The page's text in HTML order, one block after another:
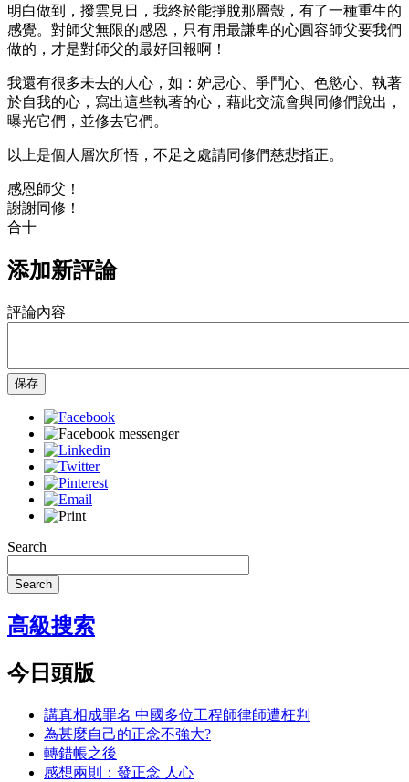
明白做到，撥雲見日，我終於能掙脫那層殼，有了一種重生的
感覺。對師父無限的感恩，只有用最謙卑的心圓容師父要我們
做的，才是對師父的最好回報啊！
我還有很多未去的人心，如：妒忌心、爭鬥心、色慾心、執著
於自我的心，寫出這些執著的心，藉此交流會與同修們說出，
曝光它們，並修去它們。
以上是個人層次所悟，不足之處請同修們慈悲指正。
感恩師父！
謝謝同修！
合十
添加新評論
評論內容
保存
Search
Search
高級搜索
今日頭版
講真相成罪名 中國多位工程師律師遭枉判
為甚麼自己的正念不強大?
轉錯帳之後
感想兩則：發正念 人心